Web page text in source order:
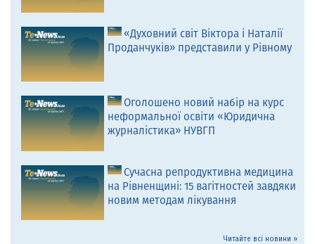
«Духовний світ Віктора і Наталії
Проданчуків» представили у Рівному
Оголошено новий набір на курс
неформальної освіти «Юридична
журналістика» НУВГП
Сучасна репродуктивна медицина
на Рівненщині: 15 вагітностей завдяки
новим методам лікування
Читайте всі новини »